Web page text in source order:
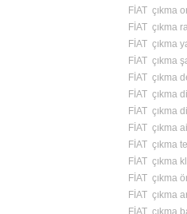
FİAT çıkma
FİAT çıkma
FİAT çıkma
FİAT çıkma
FİAT çıkma
FİAT çıkma
FİAT çıkma
FİAT çıkma
FİAT çıkma
FİAT çıkma
FİAT çıkma
FİAT çıkma
FİAT çıkma